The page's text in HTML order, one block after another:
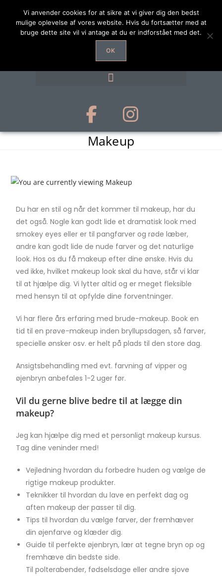
Makeup
Du har en stil og når det kommer til makeup, har du
det også. Nogle kan godt lide et dramatisk look med
smokey eyes eller er til pangfarver og røde læber,
andre kan godt lide de nude farver og det naturlige
look. Hos os du få makeup efter dine ønske. Hvis du
ved ikke, hvilket makeup look skal du have, står vi klar
til at hjælpe dig. Vi lytter altid og er meget fleksible
med hensyn til at opfylde dine forventninger.
Vi har flere års erfaring med brude-makeup. Book en
tid til en prøve-makeup inden bryllupsdagen, så farver,
specielle ønsker osv. er helt på plads til den store dag.
Ansigtsbehandling med evt. farvning af vipper og
øjenbryn anbefales 1-2 uger før.
Vil du gerne blive bedre til at lægge din
makeup?
Jeg kan hjælpe dig med et personligt makeup kursus.
Tag dine veninder med!
Vejledning hvordan du forbedre huden og vælge de
rigtige makeup produkter.
Teknikker til hvordan du lave en perfekt dag og
aften makeup der passer til dig.
Tips til hvordan du vælge farver, der fremhæver
din øjenfarve og klæder dig.
Guide til perfekte øjenbryn, lær at tegne bryn op og
fremhæve din bedste side.
Til polterabender, fødselsdage eller andre sjove
Vi anvender cookies for at sikre at vi giver dig den bedst
mulige oplevelse af vores website. Hvis du fortsætter med at
bruge dette site vil vi antage at du er indforstået med det.
OK